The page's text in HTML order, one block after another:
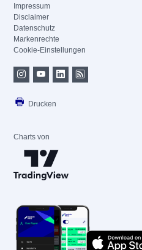
Impressum
Disclaimer
Datenschutz
Markenrechte
Cookie-Einstellungen
Drucken
Charts von